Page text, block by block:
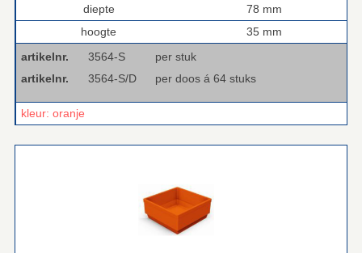
diepte
78 mm
hoogte
35 mm
artikelnr. 3564-S
per stuk
artikelnr. 3564-S/D per doos á 64 stuks
kleur: oranje